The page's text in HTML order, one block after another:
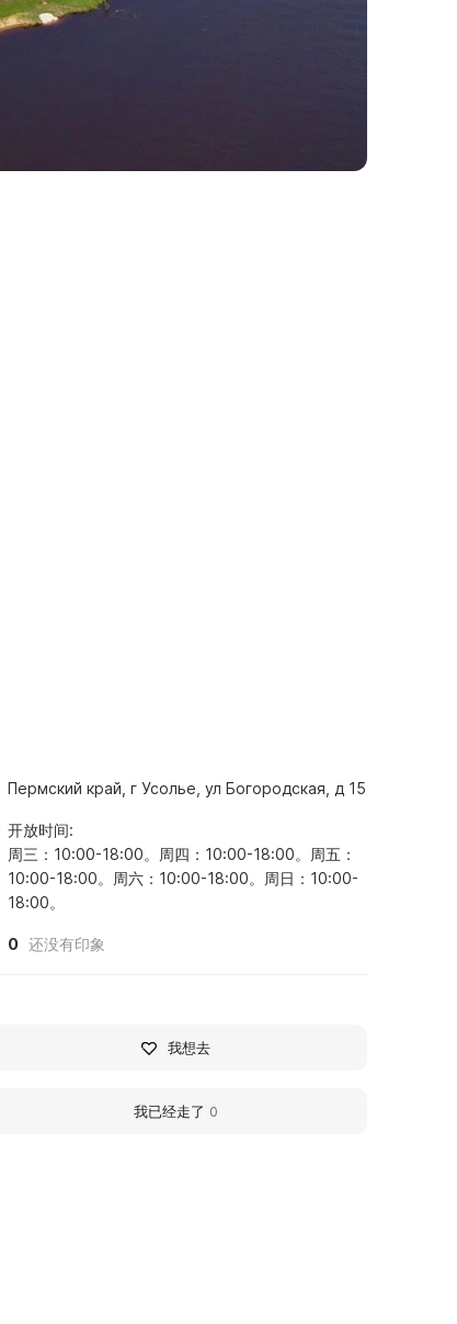
Пермский край, г Усолье, ул Богородская, д 15
开放时间:
周三：10:00-18:00。周四：10:00-18:00。周五：
10:00-18:00。周六：10:00-18:00。周日：10:00-
18:00。
0 还没有印象
我想去
我已经走了 0